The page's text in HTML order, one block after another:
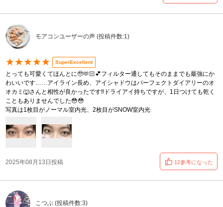
モアコンユーザーの声 (投稿件数:1)
★★★★★ SuperExcellent
とっても可愛くてほんとに🥹🫶🏻💕フィルター通してもそのままでも最強にか
わいいです……アイライン長め、アイシャドウはパーフェクトダイアリーのオ
オカミ🐺さんと相性が良かったです‼️ドライアイ持ちですが、1日つけても乾く
こともありませんでした😳😳
写真は1枚目がノーマル室内光、2枚目がSNOW室内光
2025年08月13日投稿 12参考になった
こつぶ (投稿件数:3)